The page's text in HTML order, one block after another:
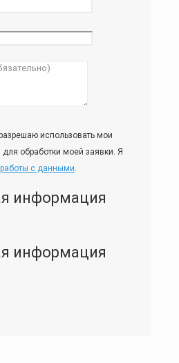
использовать мои
обработки моей заявки. Я
с данными.
информация
информация